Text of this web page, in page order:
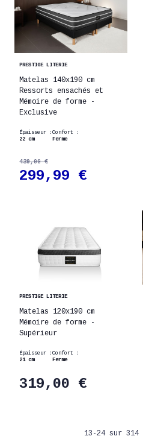
PRESTIGE LITERIE
Matelas 140x190 cm
Ressorts ensachés et
Mémoire de forme -
Exclusive
Épaisseur :
22 cm
Confort :
Ferme
439,00 €
299,99 €
PRESTIGE LITERIE
Matelas 120x190 cm
Mémoire de forme -
Supérieur
Épaisseur :
21 cm
Confort :
Ferme
319,00 €
13-24 sur